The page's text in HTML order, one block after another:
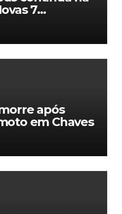
7
Portugal
após
em Chaves